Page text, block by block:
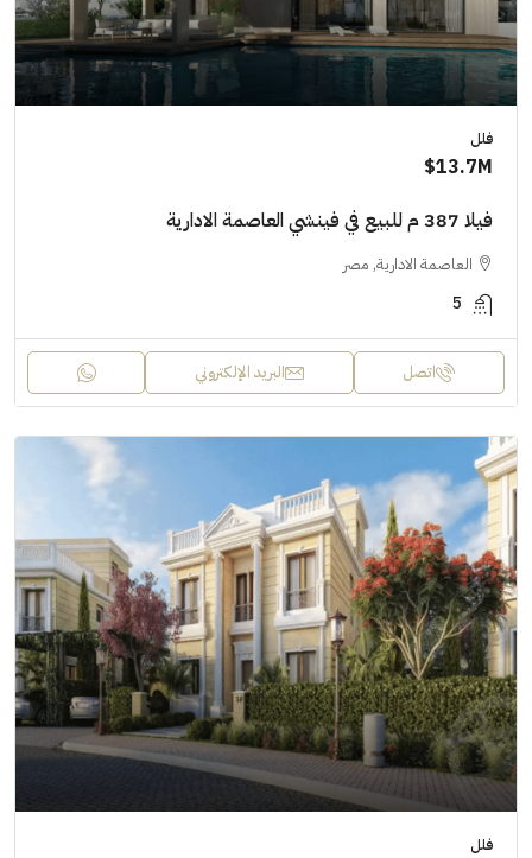
فلل
13.7M$
فيلا 387 م للبيع في فينشي العاصمة الادارية
العاصمة الادارية, مصر
5
اتصل البريد الإلكتروني
فلل